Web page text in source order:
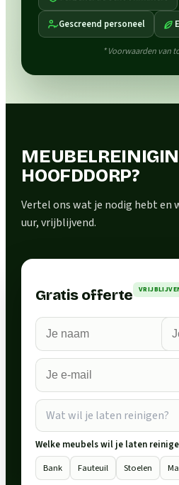
Gescreend personeel
* Voorwaarden van
HOOFDDORP?
Vertel ons wat je nodig hebt en
uur, vrijblijvend.
Gratis offerte
Wat wil je laten reinigen?
Welke meubels wil je laten
Bank
Fauteuil Stoelen